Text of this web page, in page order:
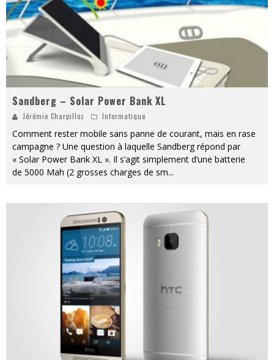
Sandberg – Solar Power Bank XL
Jérémie Charpilloz Informatique
Comment rester mobile sans panne de courant, mais en rase
campagne ? Une question à laquelle Sandberg répond par
« Solar Power Bank XL ». Il s’agit simplement d’une batterie
de 5000 Mah (2 grosses charges de sm...